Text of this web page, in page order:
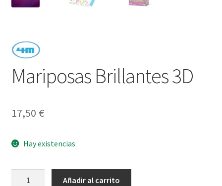
Mariposas Brillantes 3D
17,50 €
Hay existencias
Añadir al carrito